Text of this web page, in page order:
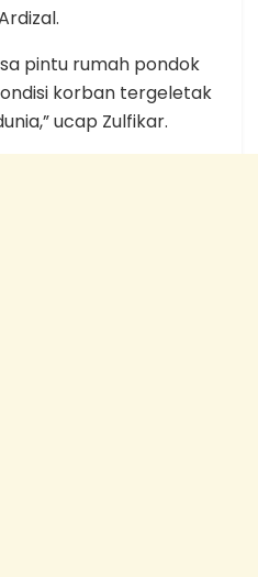
pintu rumah pondok
korban tergeletak
ucap Zulfikar.